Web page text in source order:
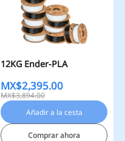
12KG Ender-PLA
MX$2,395.00
MX$3,894.00
Añadir a la cesta
Comprar ahora